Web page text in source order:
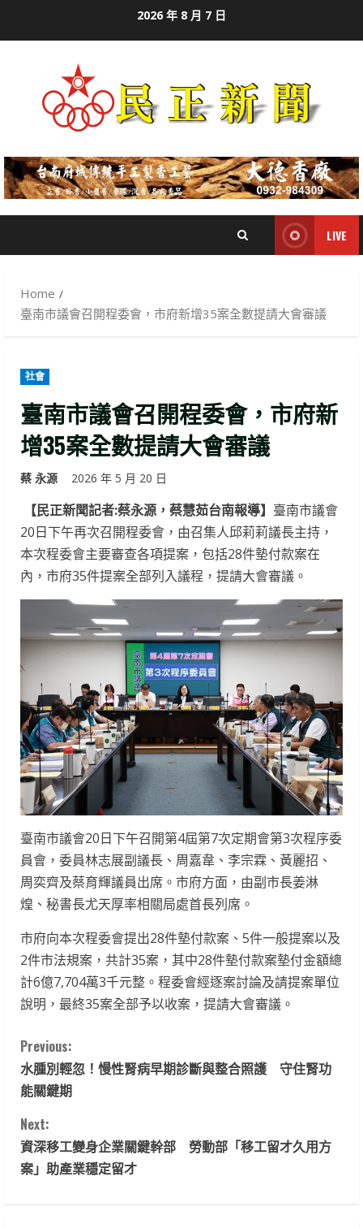
2026 年 8 月 7 日
LIVE
Home
臺南市議會召開程委會，市府新增35案全數提請大會審議
社會
臺南市議會召開程委會，市府新
增35案全數提請大會審議
蔡 永源 2026 年 5 月 20 日
【民正新聞記者:蔡永源，蔡慧茹台南報導】 臺南市議會
20日下午再次召開程委會，由召集人邱莉莉議長主持，
本次程委會主要審查各項提案，包括28件墊付款案在
內，市府35件提案全部列入議程，提請大會審議。
臺南市議會20日下午召開第4屆第7次定期會第3次程序委
員會，委員林志展副議長、周嘉韋、李宗霖、黃麗招、
周奕齊及蔡育輝議員出席。市府方面，由副市長姜淋
煌、秘書長尤天厚率相關局處首長列席。
市府向本次程委會提出28件墊付款案、5件一般提案以及
2件市法規案，共計35案，其中28件墊付款案墊付金額總
計6億7,704萬3千元整。程委會經逐案討論及請提案單位
說明，最終35案全部予以收案，提請大會審議。
C
o
n
t
i
Previous:
水腫別輕忽！慢性腎病早期診斷與整合照護 守住腎功
能關鍵期
Next:
資深移工變身企業關鍵幹部 勞動部「移工留才久用方
案」助產業穩定留才